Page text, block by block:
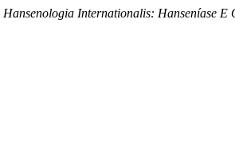
Hansenologia Internationalis: Hanseníase E